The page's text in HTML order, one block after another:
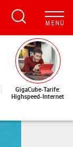
GigaCube-Tarife:
Highspeed-Internet